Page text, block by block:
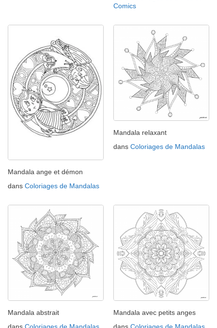
Comics
Mandala ange et démon
dans Coloriages de Mandalas
Mandala relaxant
dans Coloriages de Mandalas
Mandala abstrait
Mandala avec petits anges